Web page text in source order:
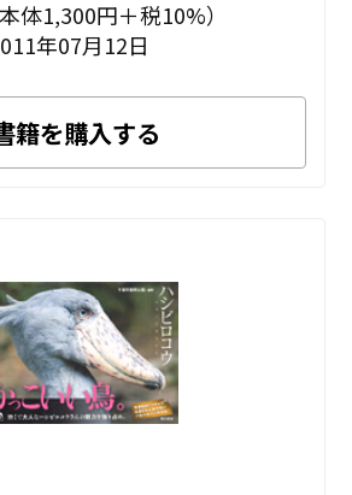
体1,300円＋税10%）
年07月12日
籍を購入する